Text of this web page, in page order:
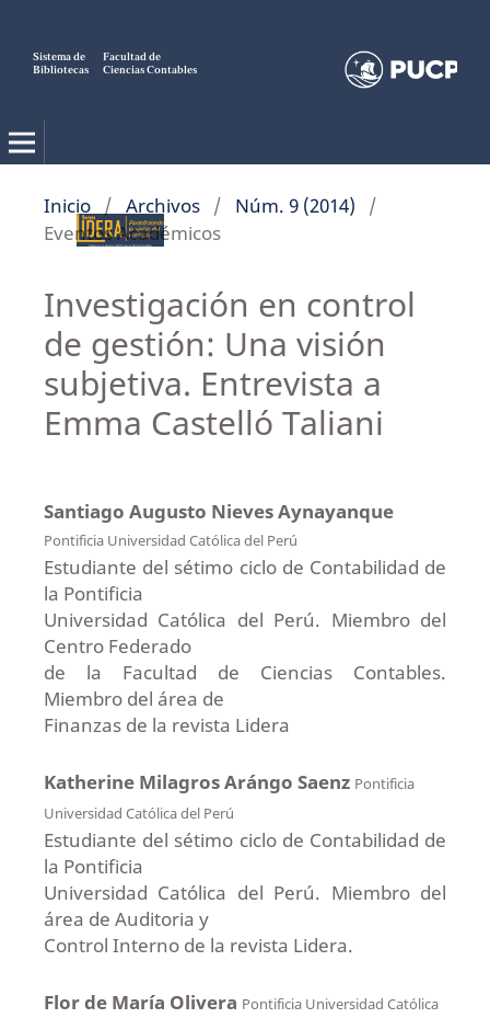
Sistema de
Bibliotecas
Facultad de
Ciencias Contables
Inicio / Archivos / Núm. 9 (2014)
/
Eventos Académicos
Investigación en control
de gestión: Una visión
subjetiva. Entrevista a
Emma Castelló Taliani
Santiago Augusto Nieves Aynayanque
Pontificia Universidad Católica del Perú
Estudiante del sétimo ciclo de Contabilidad de
la Pontificia
Universidad Católica del Perú. Miembro del
Centro Federado
de la Facultad de Ciencias Contables.
Miembro del área de
Finanzas de la revista Lidera
Katherine Milagros Arángo Saenz Pontificia
Universidad Católica del Perú
Estudiante del sétimo ciclo de Contabilidad de
la Pontificia
Universidad Católica del Perú. Miembro del
área de Auditoria y
Control Interno de la revista Lidera.
Flor de María Olivera Pontificia Universidad Católica